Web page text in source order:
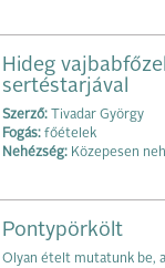
Hideg
sertéstarjával
Szerző: Tivadar György
Fogás: főételek
Nehézség: Közepesen
Pontypörkölt
Olyan ételt mutatunk be,